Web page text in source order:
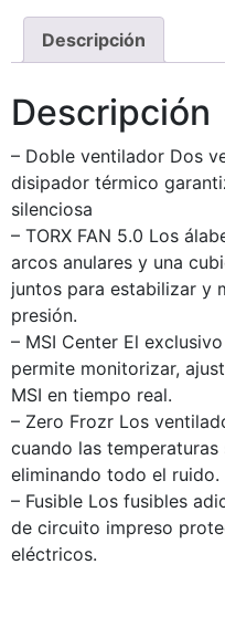
Descripción
Descripción
– Doble ventilador Dos
disipador térmico
silenciosa
– TORX FAN 5.0 Los
arcos anulares y una
juntos para estabilizar y
presión.
– MSI Center El
permite monitorizar,
MSI en tiempo real.
– Zero Frozr Los
cuando las
eliminando todo el ruido.
– Fusible Los fusibles
de circuito impreso
eléctricos.